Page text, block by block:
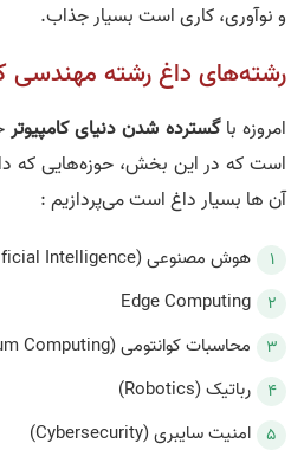
و نوآوری، کاری است بسیار جذاب.
رشته‌های داغ رشته مهندسی
امروزه باگسترده شدن دنیای کامپیوتر
است که در این بخش، حوزه‌هایی که
آن ها بسیار داغ است می‌پردازیم :
هوش مصنوعی (Artificial Intelligence)
Edge Computing
محاسبات کوانتومی (Quantum Computing)
رباتیک (Robotics)
امنیت سایبری (Cybersecurity)